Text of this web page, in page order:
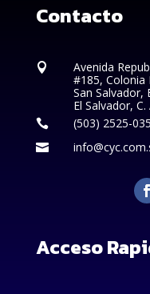
Contacto

Avenida
#185, Colonia
San Salvador,
El Salvador, C.
 (503) 2525-

Acceso